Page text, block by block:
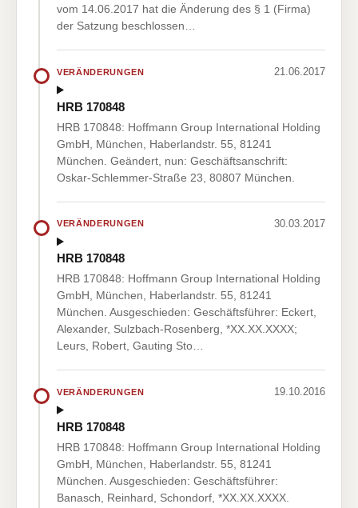
vom 14.06.2017 hat die Änderung des § 1 (Firma)
der Satzung beschlossen…
VERÄNDERUNGEN 21.06.2017
HRB 170848
HRB 170848: Hoffmann Group International Holding
GmbH, München, Haberlandstr. 55, 81241
München. Geändert, nun: Geschäftsanschrift:
Oskar-Schlemmer-Straße 23, 80807 München.
VERÄNDERUNGEN 30.03.2017
HRB 170848
HRB 170848: Hoffmann Group International Holding
GmbH, München, Haberlandstr. 55, 81241
München. Ausgeschieden: Geschäftsführer: Eckert,
Alexander, Sulzbach-Rosenberg, *XX.XX.XXXX;
Leurs, Robert, Gauting Sto…
VERÄNDERUNGEN 19.10.2016
HRB 170848
HRB 170848: Hoffmann Group International Holding
GmbH, München, Haberlandstr. 55, 81241
München. Ausgeschieden: Geschäftsführer:
Banasch, Reinhard, Schondorf, *XX.XX.XXXX.